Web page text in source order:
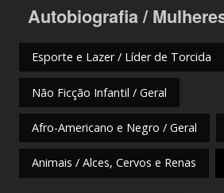
Autobiografia /
Esporte e Lazer / Líder de Torcida
Não Ficção Infantil / Geral
Afro-Americano e Negro / Geral
Animais / Alces, Cervos e Renas